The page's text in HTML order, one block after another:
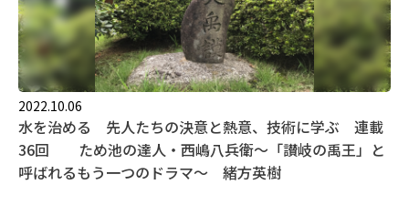
2022.10.06
水を治める 先人たちの決意と熱意、技術に学ぶ 連載
36回 ため池の達人・西嶋八兵衛～「讃岐の禹王」と
呼ばれるもう一つのドラマ～ 緒方英樹